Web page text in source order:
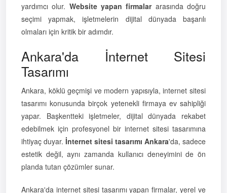
yardımcı olur. Website yapan firmalararasında doğru
seçimi yapmak, işletmelerin dijital dünyada başarılı
olmaları için kritik bir adımdır.
Ankara'da İnternet Sitesi
Tasarımı
Ankara, köklü geçmişi ve modern yapısıyla, internet sitesi
tasarımı konusunda birçok yetenekli firmaya ev sahipliği
yapar. Başkentteki işletmeler, dijital dünyada rekabet
edebilmek için profesyonel bir internet sitesi tasarımına
ihtiyaç duyar. İnternet sitesi tasarımı Ankara'da, sadece
estetik değil, aynı zamanda kullanıcı deneyimini de ön
planda tutan çözümler sunar.
Ankara'da internet sitesi tasarımı yapan firmalar, yerel ve